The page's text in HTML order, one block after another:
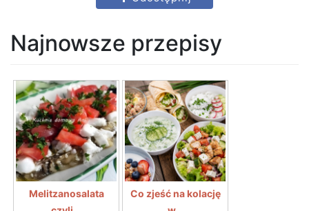
Najnowsze przepisy
Melitzanosalata
Co zjeść na kolację